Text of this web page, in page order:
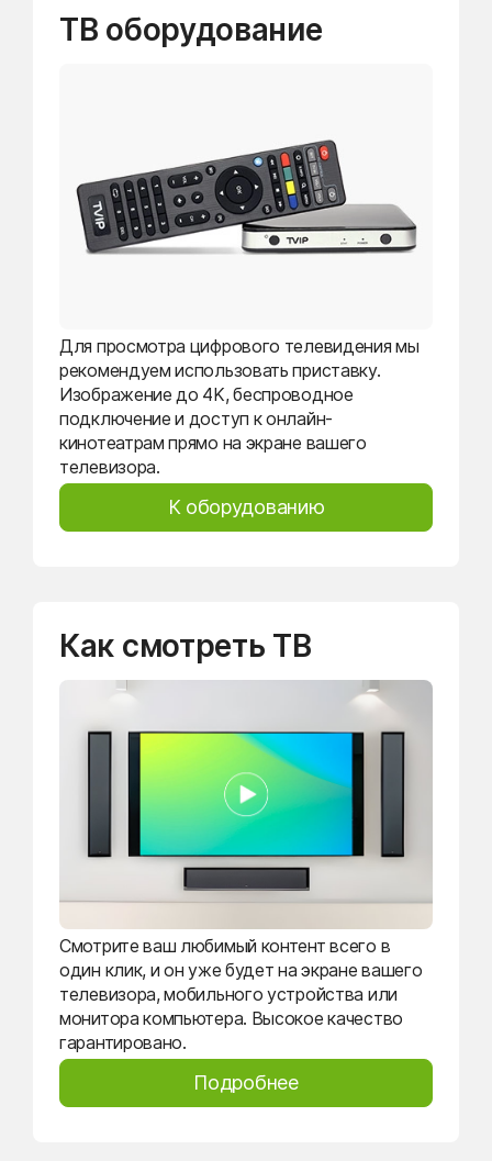
ТВ оборудование
Для просмотра цифрового телевидения мы
рекомендуем использовать приставку.
Изображение до 4K, беспроводное
подключение и доступ к онлайн-
кинотеатрам прямо на экране вашего
телевизора.
К оборудованию
Как смотреть ТВ
Смотрите ваш любимый контент всего в
один клик, и он уже будет на экране вашего
телевизора, мобильного устройства или
монитора компьютера. Высокое качество
гарантировано.
Подробнее